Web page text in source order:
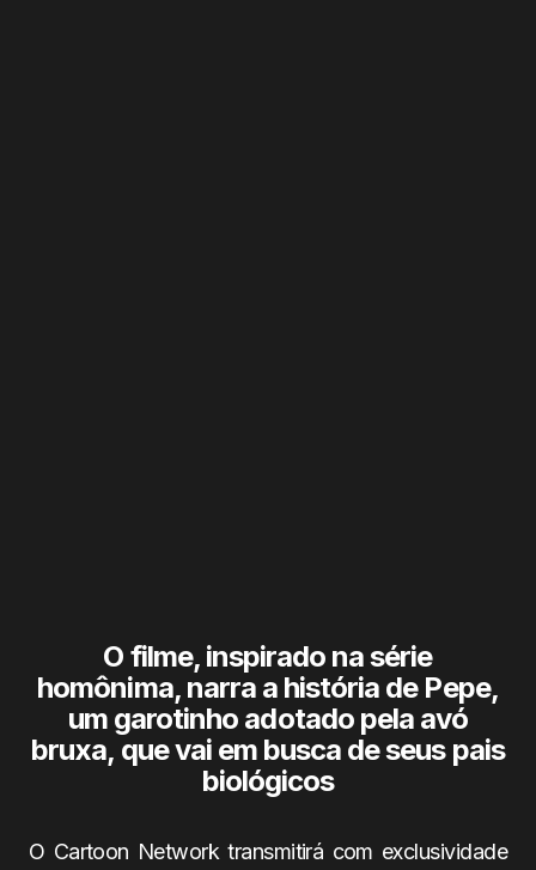
O filme, inspirado na série
homônima, narra a história de Pepe,
um garotinho adotado pela avó
bruxa, que vai em busca de seus pais
biológicos
O Cartoon Network transmitirá com exclusividade